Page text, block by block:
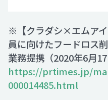
※【クラダシ×エムア
員に向けたフードロス
業務提携（2020年6月17
https://prtimes.jp/
000014485.html